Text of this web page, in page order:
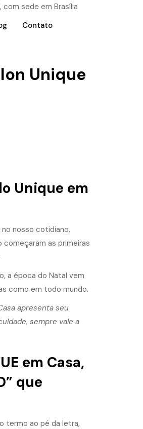
Contato
Unique
Unique em
nosso cotidiano,
as primeiras
a época do Natal vem
como em todo mundo.
apresenta seu
sempre vale a
em Casa,
” que
termo ao pé da letra,